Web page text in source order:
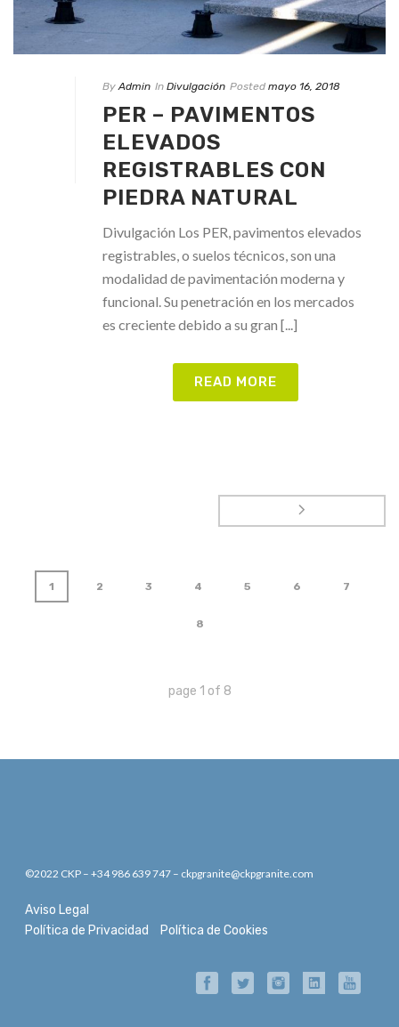
By Admin In Divulgación Posted mayo 16, 2018
PER – PAVIMENTOS
ELEVADOS
REGISTRABLES CON
PIEDRA NATURAL
Divulgación Los PER, pavimentos elevados
registrables, o suelos técnicos, son una
modalidad de pavimentación moderna y
funcional. Su penetración en los mercados
es creciente debido a su gran [...]
READ MORE
1 2 3 4 5 6 7
8
page 1 of 8
©2022 CKP – +34 986 639 747 – ckpgranite@ckpgranite.com
Aviso Legal
Política de Privacidad
Política de Cookies